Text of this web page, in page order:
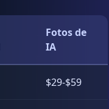
Fotos de
IA
$29-$59